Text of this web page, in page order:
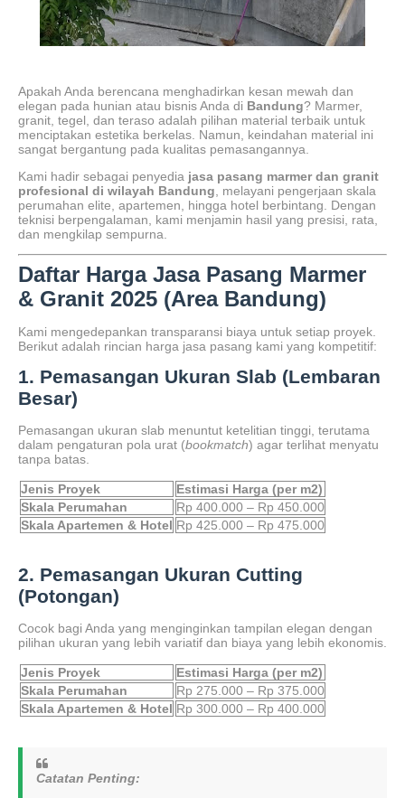
Apakah Anda berencana menghadirkan kesan mewah dan
elegan pada hunian atau bisnis Anda di Bandung? Marmer,
granit, tegel, dan teraso adalah pilihan material terbaik untuk
menciptakan estetika berkelas. Namun, keindahan material ini
sangat bergantung pada kualitas pemasangannya.
Kami hadir sebagai penyedia jasa pasang marmer dan granit
profesional di wilayah Bandung , melayani pengerjaan skala
perumahan elite, apartemen, hingga hotel berbintang. Dengan
teknisi berpengalaman, kami menjamin hasil yang presisi, rata,
dan mengkilap sempurna.
Daftar Harga Jasa Pasang Marmer
& Granit 2025 (Area Bandung)
Kami mengedepankan transparansi biaya untuk setiap proyek.
Berikut adalah rincian harga jasa pasang kami yang kompetitif:
1. Pemasangan Ukuran Slab (Lembaran
Besar)
Pemasangan ukuran slab menuntut ketelitian tinggi, terutama
dalam pengaturan pola urat (bookmatch) agar terlihat menyatu
tanpa batas.
Jenis Proyek
Estimasi Harga (per m2)
Skala Perumahan
Rp 400.000 – Rp 450.000
Skala Apartemen & Hotel Rp 425.000 – Rp 475.000
2. Pemasangan Ukuran Cutting
(Potongan)
Cocok bagi Anda yang menginginkan tampilan elegan dengan
pilihan ukuran yang lebih variatif dan biaya yang lebih ekonomis.
Jenis Proyek
Estimasi Harga (per m2)
Skala Perumahan
Rp 275.000 – Rp 375.000
Skala Apartemen & Hotel Rp 300.000 – Rp 400.000
Catatan Penting: